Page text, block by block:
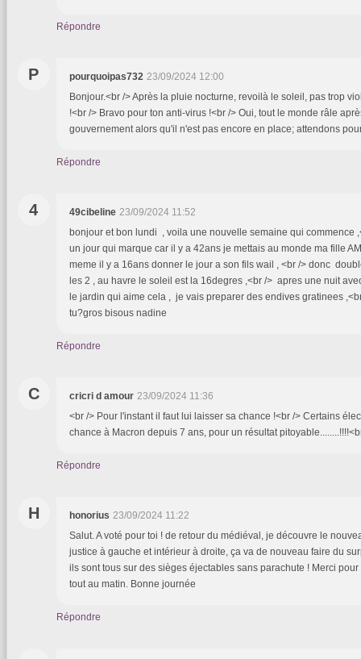
Répondre
P pourquoipas732 23/09/2024 12:00
Bonjour.<br /> Après la pluie nocturne, revoilà le soleil, pas trop
!<br /> Bravo pour ton anti-virus !<br /> Oui, tout le monde râle
gouvernement alors qu'il n'est pas encore en place; attendons
Répondre
4 49cibeline 23/09/2024 11:52
bonjour et bon lundi , voila une nouvelle semaine qui commence
un jour qui marque car il y a 42ans je mettais au monde ma fille
meme il y a 16ans donner le jour a son fils wail , <br /> donc
les 2 , au havre le soleil est la 16degres ,<br /> apres une nuit
le jardin qui aime cela , je vais preparer des endives gratinees
tu?gros bisous nadine
Répondre
C cricri d amour 23/09/2024 11:36
<br /> Pour l'instant il faut lui laisser sa chance !<br /> Certains
chance à Macron depuis 7 ans, pour un résultat
Répondre
H honorius 23/09/2024 11:22
Salut. A voté pour toi ! de retour du médiéval, je découvre le
justice à gauche et intérieur à droite, ça va de nouveau faire du
ils sont tous sur des sièges éjectables sans parachute ! Merci
tout au matin. Bonne journée
Répondre